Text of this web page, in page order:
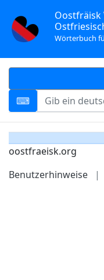
Oostfräisk
Wörterbuch
oostfraeisk.org
Benutzerhinweise
|